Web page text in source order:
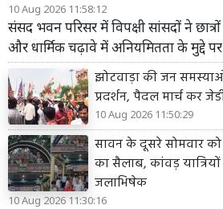
10 Aug 2026 11:58:12
संसद भवन परिसर में विपक्षी सांसदों ने
और धार्मिक चढ़ावे में अनियमितता के मुद्दे
झोटवाड़ा की जन
प्रदर्शन, पैदल मार्च कर
10 Aug 2026 11:50:29
सावन के दूसरे सोमवार
का सैलाब, कांवड़ यात्रियों
जलाभिषेक
10 Aug 2026 11:30:16